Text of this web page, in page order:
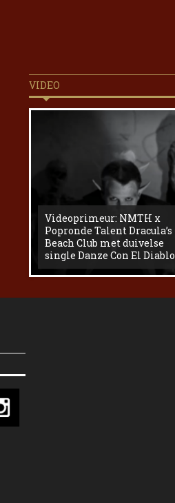
VIDEO
Videoprimeur: NMTH x
Popronde Talent Dracula’s
Beach Club met duivelse
single Danze Con El Diablo